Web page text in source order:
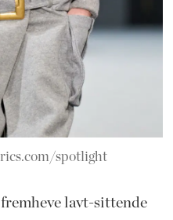
spotlight
lavt-sittende